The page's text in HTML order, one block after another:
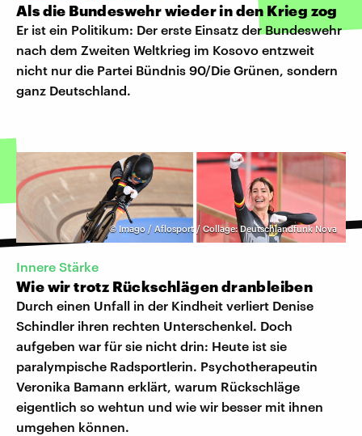
Als die Bundeswehr wieder in den Krieg zog
Er ist ein Politikum: Der erste Einsatz der Bundeswehr
nach dem Zweiten Weltkrieg im Kosovo entzweit
nicht nur die Partei Bündnis 90/Die Grünen, sondern
ganz Deutschland.
© Imago / Aflosport / Collage: Deutschlandfunk Nova
Innere Stärke
Wie wir trotz Rückschlägen dranbleiben
Durch einen Unfall in der Kindheit verliert Denise
Schindler ihren rechten Unterschenkel. Doch
aufgeben war für sie nicht drin: Heute ist sie
paralympische Radsportlerin. Psychotherapeutin
Veronika Bamann erklärt, warum Rückschläge
eigentlich so wehtun und wie wir besser mit ihnen
umgehen können.